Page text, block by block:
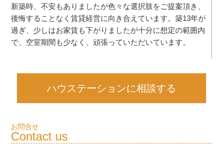
新築時、不安もありましたが色々な選択肢をご提案頂き、
後悔することなく賃貸経営に向き合えています。築13年が
過ぎ、少しはお家賃も下がりましたが十分に想定の範囲内
で、空室期間も少なく、頑張っていただいています。
ハウステーションに相談する
お問合せ
Contact us